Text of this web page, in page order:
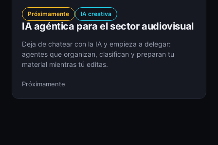
Próximamente IA creativa
IA agéntica para el sector audiovisual
Deja de chatear con la IA y empieza a delegar:
agentes que organizan, clasifican y preparan tu
material mientras tú editas.
Próximamente